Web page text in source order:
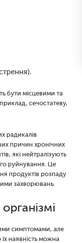
бути місцевими та
сечостатеву,
радикалів
причин хронічних
які нейтралізують
руйнування. Це
продуктів розпаду
захворювань.
симптомами, але
наявність можна